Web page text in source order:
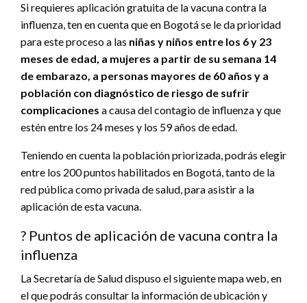
Si requieres aplicación gratuita de la vacuna contra la
influenza, ten en cuenta que en Bogotá se le da prioridad
para este proceso a las niñas y niños entre los 6 y 23
meses de edad, a mujeres a partir de su semana 14
de embarazo, a personas mayores de 60 años y a
población con diagnóstico de riesgo de sufrir
complicaciones a causa del contagio de influenza y que
estén entre los 24 meses y los 59 años de edad.
Teniendo en cuenta la población priorizada, podrás elegir
entre los 200 puntos habilitados en Bogotá, tanto de la
red pública como privada de salud, para asistir a la
aplicación de esta vacuna.
? Puntos de aplicación de vacuna contra la
influenza
La Secretaría de Salud dispuso el siguiente mapa web, en
el que podrás consultar la información de ubicación y